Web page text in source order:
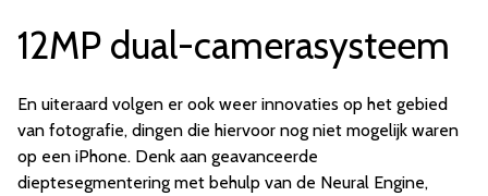
12MP dual-camerasysteem
En uiteraard volgen er ook weer innovaties op het gebied
van fotografie, dingen die hiervoor nog niet mogelijk waren
op een iPhone. Denk aan geavanceerde
dieptesegmentering met behulp van de Neural Engine,